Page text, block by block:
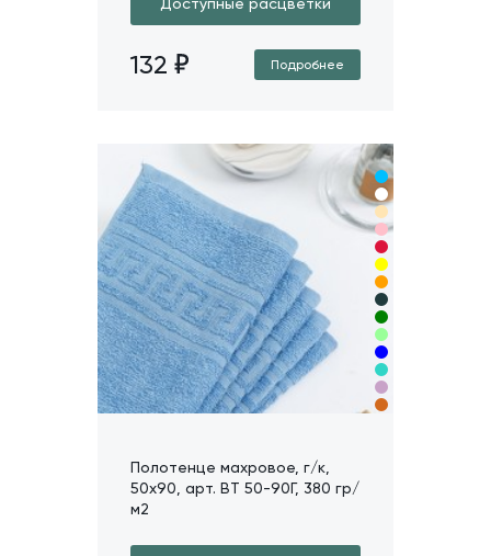
132 Подробнее
Полотенце махровое, г/к,
50х90, арт. ВТ 50-90Г, 380 гр/
м2